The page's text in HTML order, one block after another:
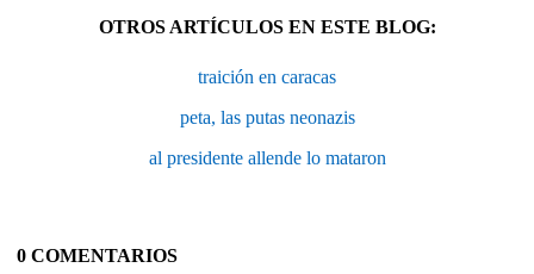
OTROS ARTÍCULOS EN ESTE BLOG:
traición en caracas
peta, las putas neonazis
al presidente allende lo mataron
0 COMENTARIOS